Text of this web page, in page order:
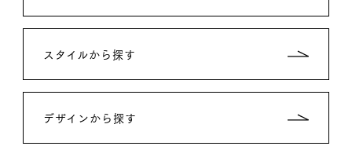
スタイルから探す
デザインから探す